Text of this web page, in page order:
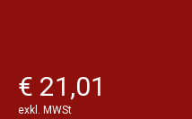
€ 21,01
exkl. MWSt